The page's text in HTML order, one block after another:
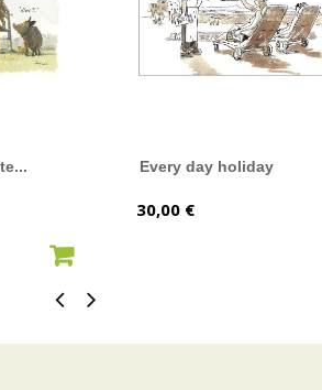
Every day holiday
Prix
30,00 €